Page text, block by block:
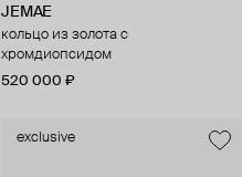
JEMAE
кольцо из золота с
хромдиопсидом
520 000 ₽
exclusive